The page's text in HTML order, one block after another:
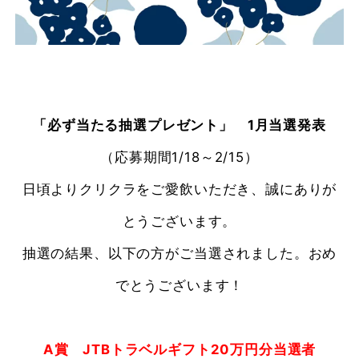
「必ず当たる抽選プレゼント」 1 月当選発表
（応募期間1/18～2/15）
日頃よりクリクラをご愛飲いただき、誠にありが
とうございます。
抽選の結果、以下の方がご当選されました。おめ
でとうございます！
A賞 JTBトラベルギフト20万円分当選者